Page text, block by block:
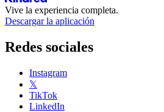
Vive la experiencia completa.
Descargar la aplicación
Redes sociales
Instagram
𝕏
TikTok
LinkedIn